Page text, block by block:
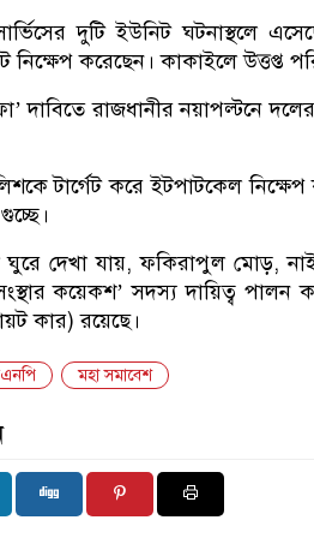
দুটি ইউনিট ঘটনাস্থলে
করেছেন। কাকাইলে উত্তপ্ত
রাজধানীর নয়াপল্টনে দলের
টার্গেট করে ইটপাটকেল
দেখা যায়, ফকিরাপুল মোড়,
কয়েকশ’ সদস্য দায়িত্ব
কার) রয়েছে।
মহা সমাবেশ